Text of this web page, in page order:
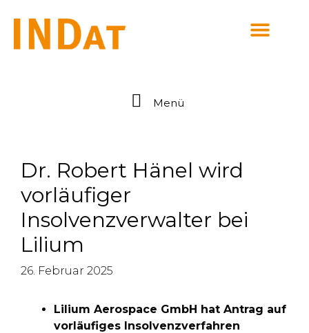
springen
Menü
Dr. Robert Hänel wird
vorläufiger
Insolvenzverwalter bei
Lilium
26. Februar 2025
Lilium Aerospace GmbH hat Antrag auf
vorläufiges Insolvenzverfahren